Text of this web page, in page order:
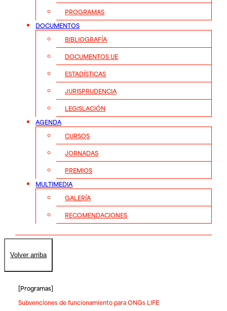
PROGRAMAS
DOCUMENTOS
BIBLIOGRAFÍA
DOCUMENTOS UE
ESTADÍSTICAS
JURISPRUDENCIA
LEGISLACIÓN
AGENDA
CURSOS
JORNADAS
PREMIOS
MULTIMEDIA
GALERÍA
RECOMENDACIONES
Volver arriba
[Programas]
Subvenciones de funcionamiento para ONGs LIFE